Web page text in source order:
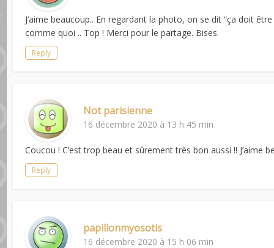
J’aime beaucoup.. En regardant la photo, on se dit “ça doit
comme quoi .. Top ! Merci pour le partage. Bises.
Reply
Not parisienne
16 décembre 2020 à 13 h 45 min
Coucou ! C’est trop beau et sûrement très bon aussi !! J’aime
Reply
papillonmyosotis
16 décembre 2020 à 15 h 06 min